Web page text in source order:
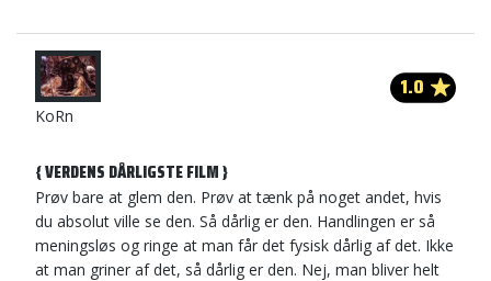
KoRn
1.0
{ VERDENS DÅRLIGSTE FILM }
Prøv bare at glem den. Prøv at tænk på noget andet, hvis
du absolut ville se den. Så dårlig er den. Handlingen er så
meningsløs og ringe at man får det fysisk dårlig af det. Ikke
at man griner af det, så dårlig er den. Nej, man bliver helt